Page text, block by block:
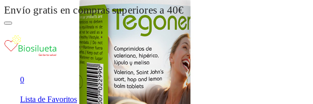
Envío gratis en compras superiores a 40€
0
Lista de Favoritos